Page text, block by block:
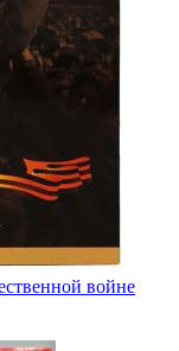
войне